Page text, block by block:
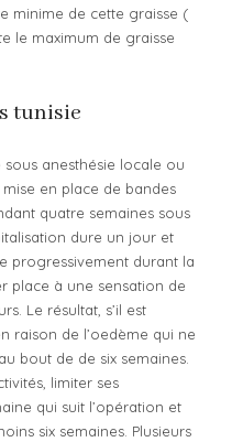
minime de cette graisse (
le maximum de graisse
tunisie
anesthésie locale ou
en place de bandes
quatre semaines sous
dure un jour et
progressivement durant la
place à une sensation de
Le résultat, s’il est
raison de l’oedème qui ne
bout de de six semaines.
limiter ses
qui suit l’opération et
six semaines. Plusieurs